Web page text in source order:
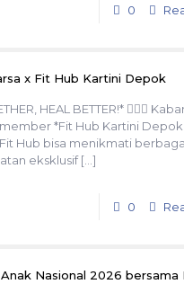
0
x Fit Hub Kartini Depok
HEAL BETTER!* 🏋️‍♂️💙
*Fit Hub Kartini
Hub bisa menikmati
eksklusif[…]
0
Nasional 2026 bersama